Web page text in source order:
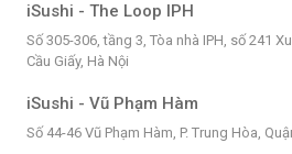
iSushi - The Loop IPH
Số 305-306, tầng 3, Tòa nhà IPH, số 241
Cầu Giấy, Hà Nội
iSushi - Vũ Phạm Hàm
Số 44-46 Vũ Phạm Hàm, P. Trung Hòa,